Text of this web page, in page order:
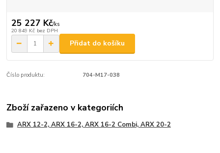
25 227 Kč/ks
20 849 Kč bez DPH
Přidat do košíku
Číslo produktu: 704-M17-038
Zboží zařazeno v kategoriích
ARX 12-2, ARX 16-2, ARX 16-2 Combi, ARX 20-2